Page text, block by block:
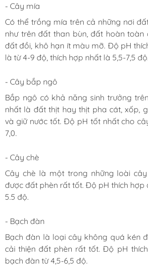
- Cây mía
Có thể trồng mía trên cả những nơi
như trên đất than bùn, đất hoàn toàn
đất đồi, khô hạn ít màu mỡ. Độ pH
là từ 4-9 độ, thích hợp nhất là 5,5-7,5 độ.
- Cây bắp ngô
Bắp ngô có khả năng sinh trưởng
nhất là đất thịt hay thịt pha cát, xốp,
và giữ nước tốt. Độ pH tốt nhất cho
7,0.
- Cây chè
Cây chè là một trong những loài
được đất phèn rất tốt. Độ pH thích hợp
5.5 độ.
- Bạch đàn
Bạch đàn là loại cây không quá kén
cải thiện đất phèn rất tốt. Độ pH
bạch đàn từ 4,5-6,5 độ.